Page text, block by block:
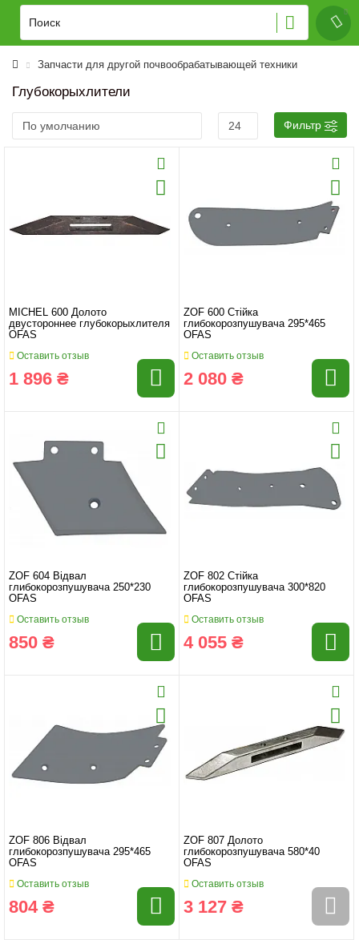
Запчасти для другой почвообрабатывающей техники
Глубокорыхлители
Фильтр
MICHEL 600 Долото
двустороннее глубокорыхлителя
OFAS
Оставить отзыв
1 896 ₴
ZOF 600 Стійка
глибокорозпушувача 295*465
OFAS
Оставить отзыв
2 080 ₴
ZOF 604 Відвал
глибокорозпушувача 250*230
OFAS
Оставить отзыв
850 ₴
ZOF 802 Стійка
глибокорозпушувача 300*820
OFAS
Оставить отзыв
4 055 ₴
ZOF 806 Відвал
глибокорозпушувача 295*465
OFAS
Оставить отзыв
804 ₴
ZOF 807 Долото
глибокорозпушувача 580*40
OFAS
Оставить отзыв
3 127 ₴